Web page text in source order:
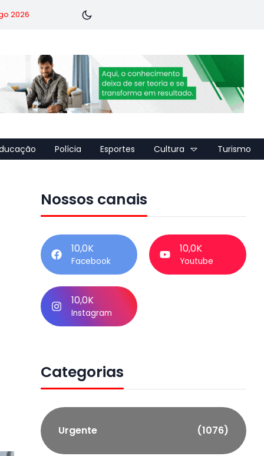
2026
Polícia Esportes Cultura Turismo
Nossos canais
10,0K
Facebook
10,0K
Youtube
10,0K
Instagram
Categorias
Urgente (1076)